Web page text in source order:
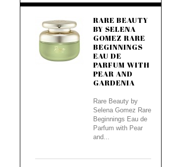
RARE BEAUTY
BY SELENA
GOMEZ RARE
BEGINNINGS
EAU DE
PARFUM WITH
PEAR AND
GARDENIA
Rare Beauty by
Selena Gomez Rare
Beginnings Eau de
Parfum with Pear
and...